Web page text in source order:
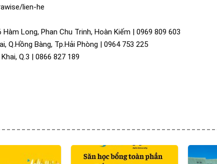
lien-he
Long, Phan Chu Trinh, Hoàn Kiếm | 0969 809 603
Q.Hồng Bàng, Tp.Hải Phòng | 0964 753 225
Q.3 | 0866 827 189